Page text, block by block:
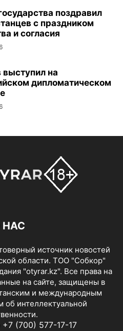
поздравил
с праздником
и согласия
выступил на
дипломатическом
НАС
источник новостей
области. ТОО "Собкор"
"otyrar.kz". Все права на
на сайте, защищены в
и международным
об интеллектуальной
(700) 577-17-17